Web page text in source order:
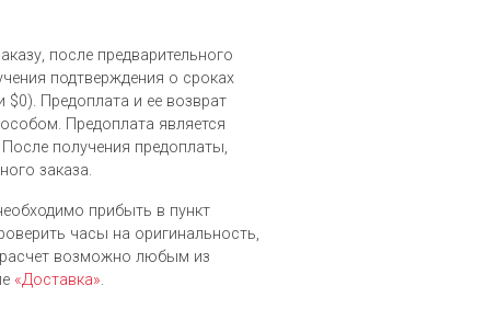
после предварительного
подтверждения о сроках
$0). Предоплата и ее возврат
Предоплата является
получения предоплаты,
заказа.
прибыть в пункт
часы на оригинальность,
возможно любым из
«Доставка».